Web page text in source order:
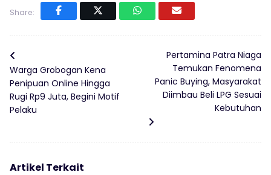
Share:
Warga Grobogan Kena
Penipuan Online Hingga
Rugi Rp9 Juta, Begini Motif
Pelaku
Pertamina Patra Niaga
Temukan Fenomena
Panic Buying, Masyarakat
Diimbau Beli LPG Sesuai
Kebutuhan
Artikel Terkait